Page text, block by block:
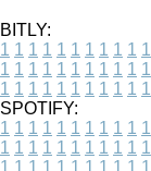
BITLY:
1 1 1 1 1 1 1 1 1 1 1
1 1 1 1 1 1 1 1 1 1 1
1 1 1 1 1 1 1 1 1 1 1
SPOTIFY:
1 1 1 1 1 1 1 1 1 1 1
1 1 1 1 1 1 1 1 1 1 1
1 1 1 1 1 1 1 1 1 1 1